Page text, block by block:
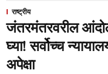
राष्ट्रीय
जंतरमंतरवरील
घ्या! सर्वोच्च
अपेक्षा